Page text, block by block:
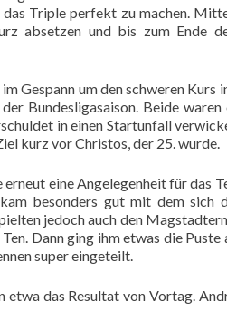
das Triple perfekt zu machen.
absetzen und bis zum Ende
Gespann um den schweren
Bundesligasaison. Beide
in einen Startunfall
kurz vor Christos, der 25. wurde.
erneut eine Angelegenheit für
besonders gut mit dem sich
jedoch auch den
Ten. Dann ging ihm etwas die
super eingeteilt.
etwa das Resultat von Vortag.